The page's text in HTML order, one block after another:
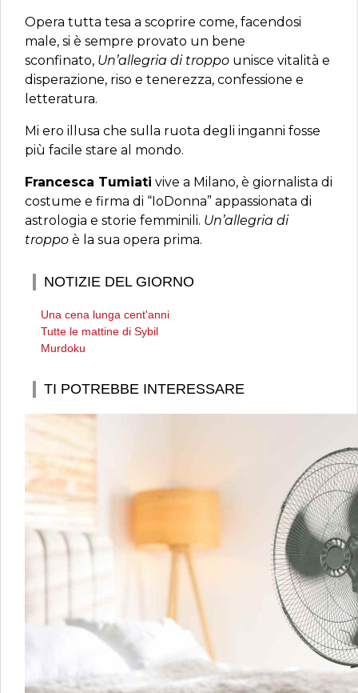
Opera tutta tesa a scoprire come, facendosi
male, si è sempre provato un bene
sconfinato, Un’allegria di troppo unisce vitalità e
disperazione, riso e tenerezza, confessione e
letteratura.
Mi ero illusa che sulla ruota degli inganni fosse
più facile stare al mondo.
Francesca Tumiati vive a Milano, è giornalista di
costume e firma di “IoDonna” appassionata di
astrologia e storie femminili. Un’allegria di
troppo è la sua opera prima.
NOTIZIE DEL GIORNO
Una cena lunga cent'anni
Tutte le mattine di Sybil
Murdoku
TI POTREBBE INTERESSARE